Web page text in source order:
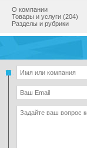
О компании
Товары и услуги (204)
Разделы и рубрики